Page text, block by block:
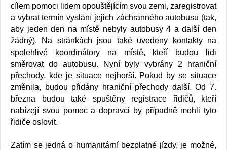
cílem pomoci lidem opouštějícím svou zemi, zaregistrovat
a vybrat termín vyslání jejich záchranného autobusu (tak,
aby jeden den na místě nebyly autobusy 4 a další den
žádný). Na stránkách jsou také uvedeny kontakty na
spolehlivé koordinátory na místě, kteří budou lidi
směrovat do autobusu. Nyní byly vybrány 2 hraniční
přechody, kde je situace nejhorší. Pokud by se situace
změnila, budou přidány hraniční přechody další. Od 7.
března budou také spuštěny registrace řidičů, kteří
nabízejí svou pomoc a dopravci by případně mohli tyto
řidiče oslovit.
Zatím se jedná o humanitární bezplatné jízdy, je možné,